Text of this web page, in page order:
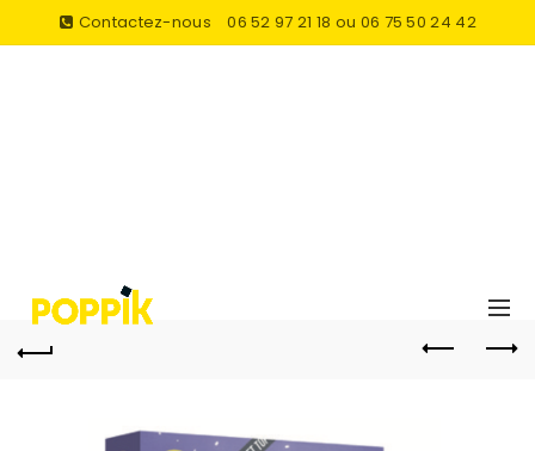
Contactez-nous 06 52 97 21 18 ou 06 75 50 24 42